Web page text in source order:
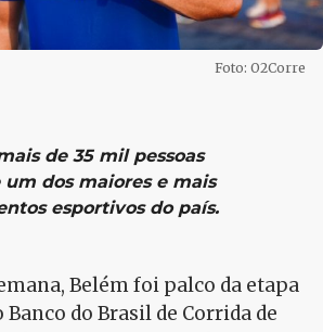
Foto: O2Corre
de 35 mil pessoas
dos maiores e mais
esportivos do país.
Belém foi palco da etapa
do Brasil de Corrida de